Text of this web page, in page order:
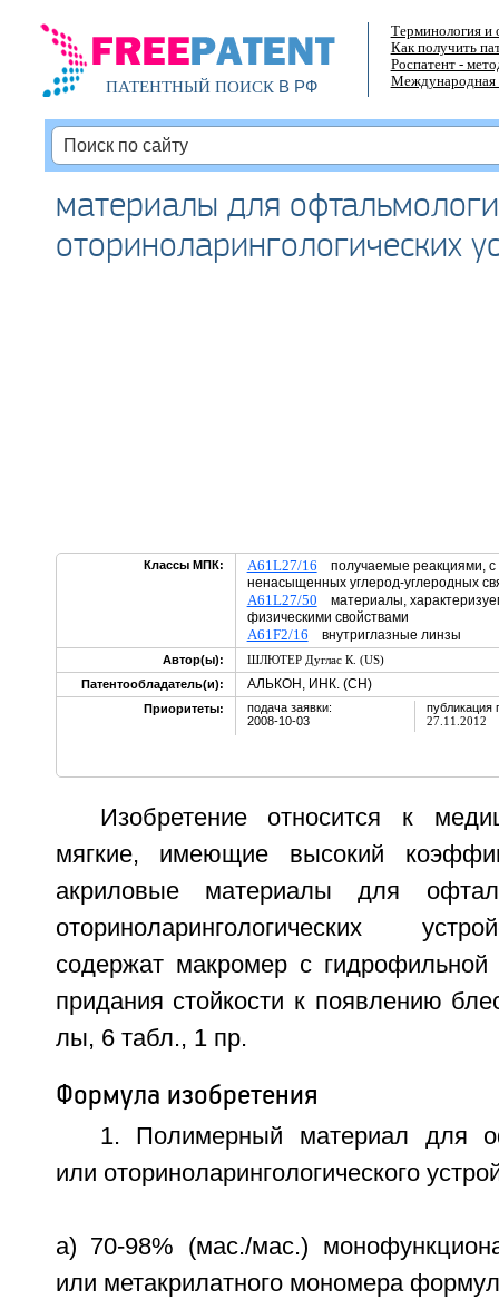
ПАТЕНТНЫЙ ПОИСКВ РФ
Терминология и
Как получить
Роспатент -
Международная
материалы для
оториноларингологических
Классы МПК: A61L27/16 получаемые реакциями, с
ненасыщенных углерод-углеродных
A61L27/50 материалы,
физическими свойствами
A61F2/16 внутриглазные линзы
Автор(ы):
ШЛЮТЕР Дуглас К. (US)
Патентообладатель(и):
АЛЬКОН, ИНК. (CH)
Приоритеты:
подача заявки:
2008-10-03
публикация
27.11.2012
Изобретение относится к
мягкие, имеющие высокий
акриловые материалы для
оториноларингологических
содержат макромер с
придания стойкости к появлению
лы, 6 табл., 1 пр.
Формула изобретения
1. Полимерный материал для
или оториноларингологического
а) 70-98% (мас./мас.)
или метакрилатного мономера